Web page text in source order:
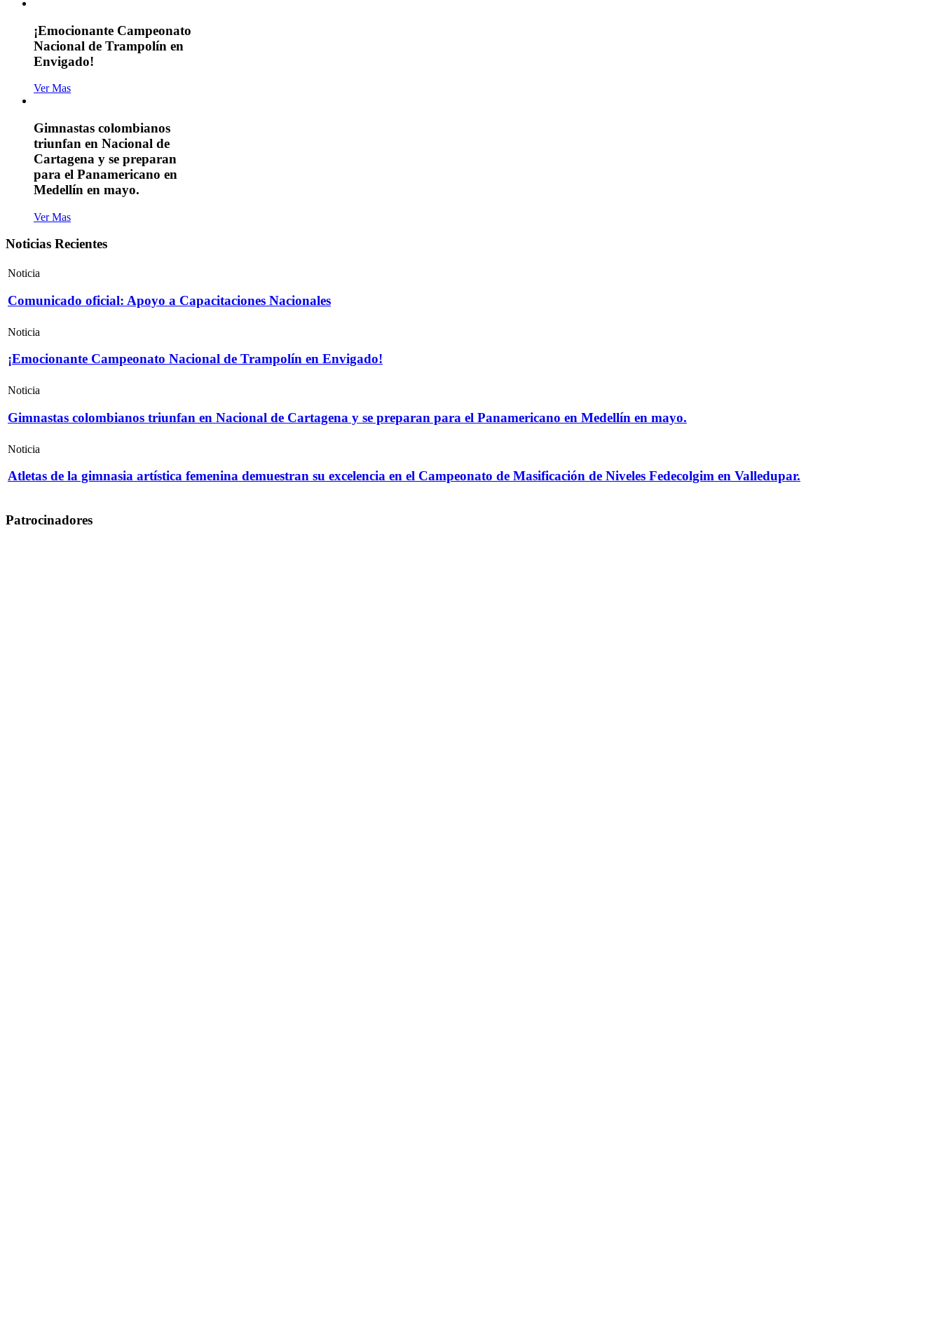
¡Emocionante Campeonato
Nacional de Trampolín en
Envigado!
Ver Mas
Gimnastas colombianos
triunfan en Nacional de
Cartagena y se preparan
para el Panamericano en
Medellín en mayo.
Ver Mas
Noticias Recientes
Noticia
Comunicado oficial: Apoyo a Capacitaciones Nacionales
Noticia
¡Emocionante Campeonato Nacional de Trampolín en Envigado!
Noticia
Gimnastas colombianos triunfan en Nacional de Cartagena y se preparan para el Panamericano en Medellín en mayo.
Noticia
Atletas de la gimnasia artística femenina demuestran su excelencia en el Campeonato de Masificación de Niveles Fedecolgim en Valledupar.
Patrocinadores